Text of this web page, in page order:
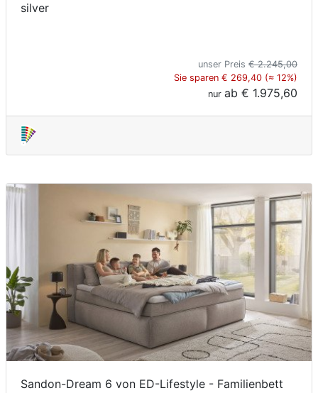
silver
unser Preis € 2.245,00
Sie sparen € 269,40 (≈ 12%)
nur ab € 1.975,60
Sandon-Dream 6 von ED-Lifestyle - Familienbett